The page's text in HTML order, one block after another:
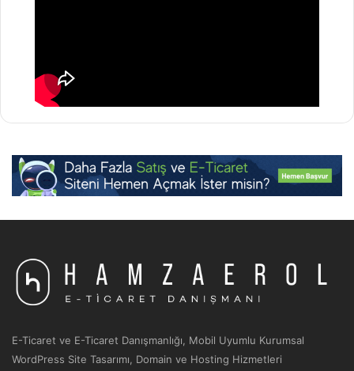
E-Ticaret ve E-Ticaret Danışmanlığı, Mobil Uyumlu Kurumsal
WordPress Site Tasarımı, Domain ve Hosting Hizmetleri